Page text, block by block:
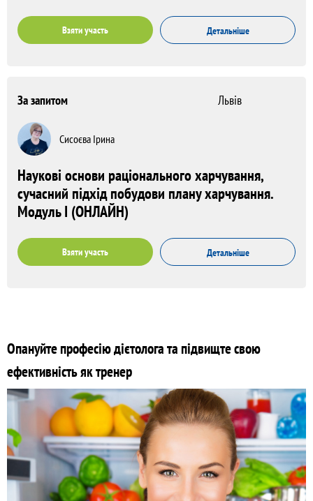
Взяти участь Детальніше
За запитом Львів
Сисоєва Ірина
Наукові основи раціонального харчування,
сучасний підхід побудови плану харчування.
Модуль I (ОНЛАЙН)
Взяти участь Детальніше
Опануйте професію дієтолога та підвищте свою
ефективність як тренер